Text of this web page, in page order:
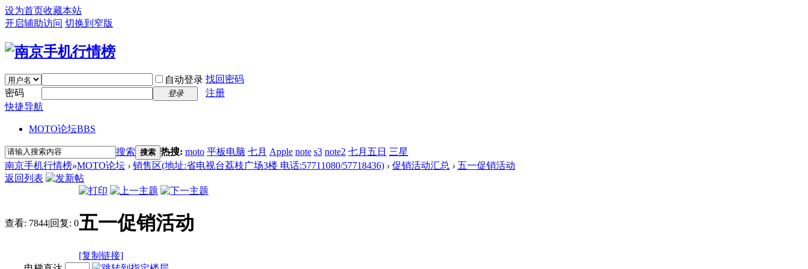
设为首页收藏本站
开启辅助访问 切换到窄版
自动登录 找回密码
密码
登录
注册
快捷导航
MOTO论坛BBS
搜索 搜索 热搜: moto 平板电脑 七月 Apple note s3 note2 七月五日 三星
南京手机行情榜»MOTO论坛 › 销售区(地址:省电视台荔枝广场3楼 电话:57711080/57718436) › 促销活动汇总 › 五一促销活动
返回列表
查看: 7844|回复: 0五一促销活动
[复制链接]